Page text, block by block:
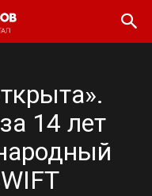
14 лет